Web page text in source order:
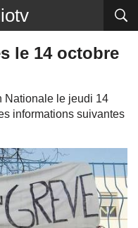
le 14 octobre
Nationale le jeudi 14
informations suivantes